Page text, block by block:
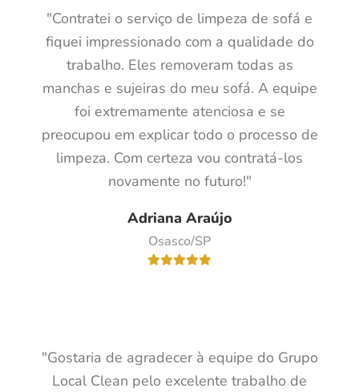
"Contratei o serviço de limpeza de sofá e
fiquei impressionado com a qualidade do
trabalho. Eles removeram todas as
manchas e sujeiras do meu sofá. A equipe
foi extremamente atenciosa e se
preocupou em explicar todo o processo de
limpeza. Com certeza vou contratá-los
novamente no futuro!"
Adriana Araújo
Osasco/SP
"Gostaria de agradecer à equipe do Grupo
Local Clean pelo excelente trabalho de